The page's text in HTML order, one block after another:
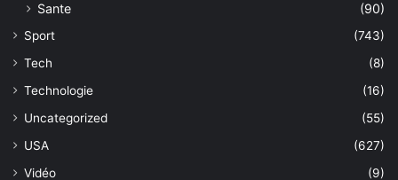
Sante
(90)
Sport
(743)
Tech
(8)
Technologie
(16)
Uncategorized
(55)
USA
(627)
Vidéo
(9)